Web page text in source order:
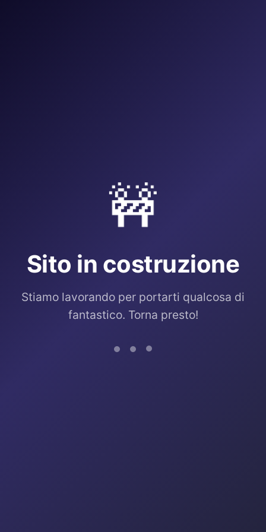
🚧
Sito in costruzione
Stiamo lavorando per portarti qualcosa di
fantastico. Torna presto!